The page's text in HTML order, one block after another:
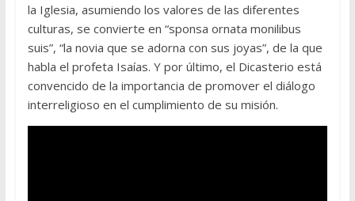
la Iglesia, asumiendo los valores de las diferentes
culturas, se convierte en “sponsa ornata monilibus
suis”, “la novia que se adorna con sus joyas”, de la que
habla el profeta Isaías. Y por último, el Dicasterio está
convencido de la importancia de promover el diálogo
interreligioso en el cumplimiento de su misión.